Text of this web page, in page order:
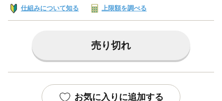
仕組みについて知る 上限額を調べる
売り切れ
お気に入りに追加する